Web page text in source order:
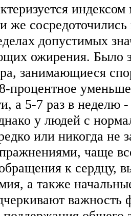
сосредоточились
допустимых
ожирения. Было
занимающиеся
процентное
а 5-7 раз в неделю
у людей с
или никогда не
чаще
к сердцу,
а также
важность